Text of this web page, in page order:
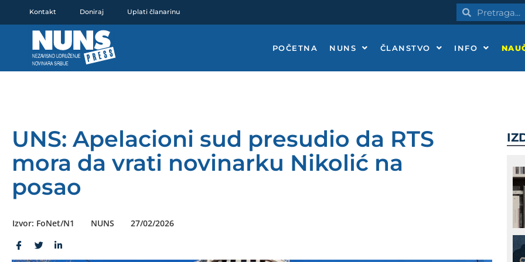
Kontakt Doniraj Uplati članarinu PretragaPretraga
POČETNA NUNS ČLANSTVO INFO
UNS: Apelacioni sud presudio da RTS
mora da vrati novinarku Nikolić na
posao
Izvor: FoNet/N1 NUNS 27/02/2026